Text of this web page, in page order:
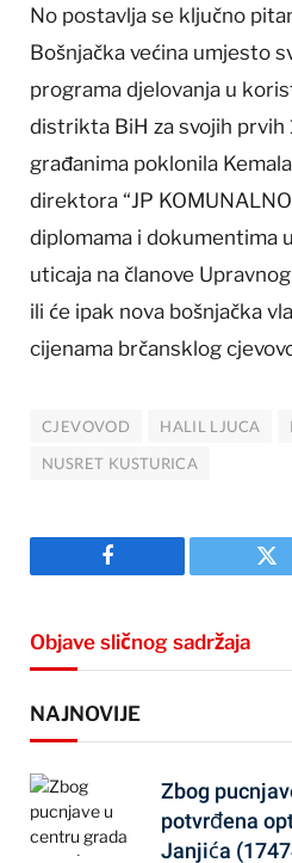
No postavlja se ključno
Bošnjačka većina umjesto
programa djelovanja u
distrikta BiH za svojih prvih
građanima poklonila
direktora “JP
diplomama i dokumentima
uticaja na članove
ili će ipak nova bošnjačka
cijenama brčansklog
CJEVOVOD HALIL LJUCA
NUSRET KUSTURICA
Facebook
Objave sličnog sadržaja
NAJNOVIJE
Zbog
potvrđena
Janjića